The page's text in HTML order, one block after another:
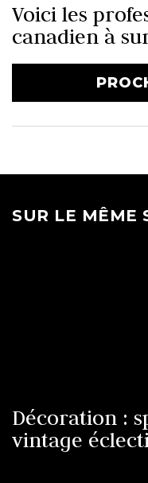
Voici les
canadien à
SUR LE MÊME
Décoration :
vintage